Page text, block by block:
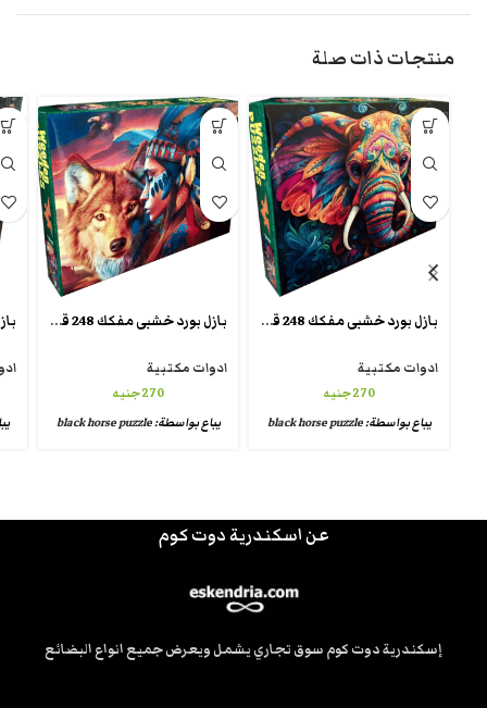
منتجات ذات صلة
بازل بورد خشبى مفكك 248 قطعة تقطيع كريزى شيبس wooden crazy puzzle
ادوات مكتبية
270جنيه
يباع بواسطة:black horse puzzle
بازل بورد خشبى مفكك 248 قطعة تقطيع كريزى شيبس wooden crazy puzzle
ادوات مكتبية
270جنيه
يباع بواسطة:black horse puzzle
عن اسكندرية دوت كوم
إسكندرية دوت كوم سوق تجاري يشمل ويعرض جميع انواع البضائع